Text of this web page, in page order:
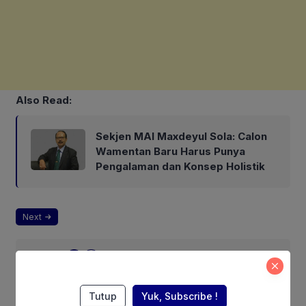
Also Read:
Sekjen MAI Maxdeyul Sola: Calon
Wamentan Baru Harus Punya
Pengalaman dan Konsep Holistik
Next
Tutup Yuk, Subscribe !